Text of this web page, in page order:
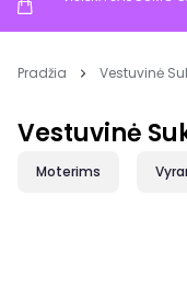
Pradžia Vestuvinė
Vestuvinė
Moterims